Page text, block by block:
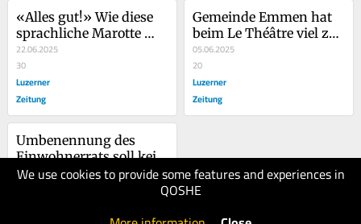
We use cookies to provide some features and experiences in
QOSHE
«Alles gut!» Wie diese
sprachliche Marotte
plötzlich Überhand
nimmt
22.06.2025
30
Luzerner
Zeitung
Gemeinde Emmen hat
beim Le Théâtre viel zu
lange gezögert
05.06.2025
20
Luzerner
Zeitung
Umbenennung des
Einwohnerrats soll kein
Tabu sein
15.05.2025